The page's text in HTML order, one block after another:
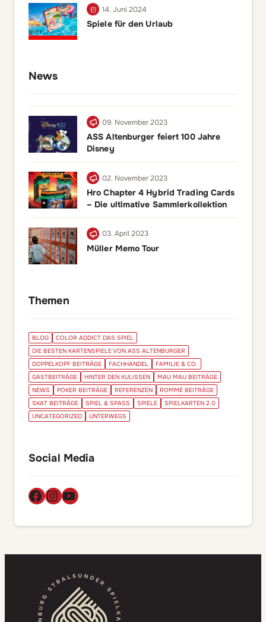
14. Juni 2024
Spiele für den Urlaub
News
09. November 2023
ASS Altenburger feiert 100 Jahre
Disney
02. November 2023
Hro Chapter 4 Hybrid Trading Cards
– Die ultimative Sammlerkollektion
03. April 2023
Müller Memo Tour
Themen
BLOG
COLOR ADDICT DAS SPIEL
DIE BESTEN KARTENSPIELE VON ASS ALTENBURGER
DOPPELKOPF BEITRÄGE
FACHHANDEL
FAMILIE & CO.
GASTBEITRÄGE
HINTER DEN KULISSEN
MAU MAU BEITRÄGE
NEWS
POKER BEITRÄGE REFERENZEN
ROMMÉ BEITRÄGE
SKAT BEITRÄGE
SPIEL & SPASS SPIELE
SPIELKARTEN 2.0
UNCATEGORIZED
UNTERWEGS
Social Media
Facebook
Instagram
YouTube